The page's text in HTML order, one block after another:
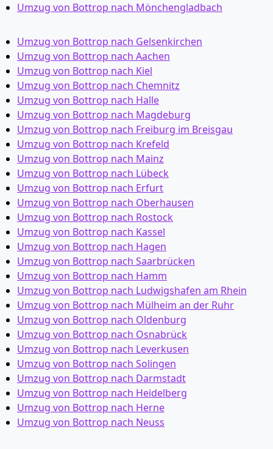
Umzug von Bottrop nach Mönchen­gladbach
Umzug von Bottrop nach Gelsenkirchen
Umzug von Bottrop nach Aachen
Umzug von Bottrop nach Kiel
Umzug von Bottrop nach Chemnitz
Umzug von Bottrop nach Halle
Umzug von Bottrop nach Magdeburg
Umzug von Bottrop nach Freiburg im Breisgau
Umzug von Bottrop nach Krefeld
Umzug von Bottrop nach Mainz
Umzug von Bottrop nach Lübeck
Umzug von Bottrop nach Erfurt
Umzug von Bottrop nach Oberhausen
Umzug von Bottrop nach Rostock
Umzug von Bottrop nach Kassel
Umzug von Bottrop nach Hagen
Umzug von Bottrop nach Saarbrücken
Umzug von Bottrop nach Hamm
Umzug von Bottrop nach Ludwigshafen am Rhein
Umzug von Bottrop nach Mülheim an der Ruhr
Umzug von Bottrop nach Oldenburg
Umzug von Bottrop nach Osnabrück
Umzug von Bottrop nach Leverkusen
Umzug von Bottrop nach Solingen
Umzug von Bottrop nach Darmstadt
Umzug von Bottrop nach Heidelberg
Umzug von Bottrop nach Herne
Umzug von Bottrop nach Neuss